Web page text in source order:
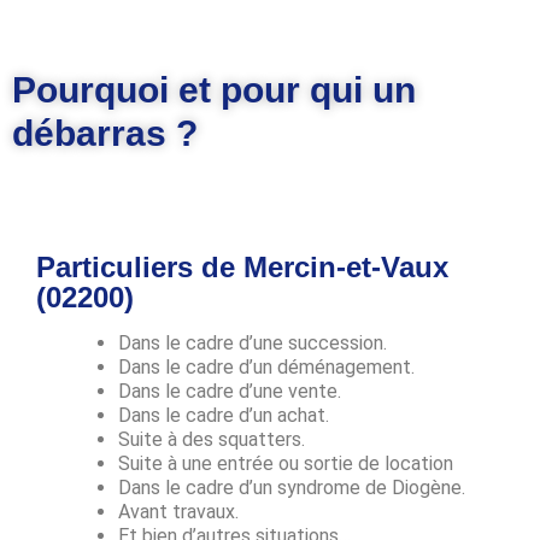
Pourquoi et pour qui un
débarras ?
Particuliers de Mercin-et-Vaux
(02200)
Dans le cadre d’une succession.
Dans le cadre d’un déménagement.
Dans le cadre d’une vente.
Dans le cadre d’un achat.
Suite à des squatters.
Suite à une entrée ou sortie de location
Dans le cadre d’un syndrome de Diogène.
Avant travaux.